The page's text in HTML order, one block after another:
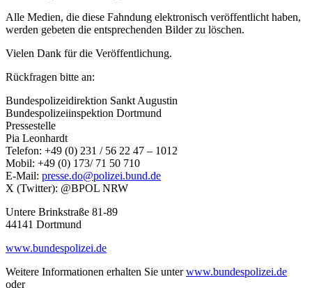
Alle Medien, die diese Fahndung elektronisch veröffentlicht haben,
werden gebeten die entsprechenden Bilder zu löschen.
Vielen Dank für die Veröffentlichung.
Rückfragen bitte an:
Bundespolizeidirektion Sankt Augustin
Bundespolizeiinspektion Dortmund
Pressestelle
Pia Leonhardt
Telefon: +49 (0) 231 / 56 22 47 – 1012
Mobil: +49 (0) 173/ 71 50 710
E-Mail: presse.do@polizei.bund.de
X (Twitter): @BPOL NRW
Untere Brinkstraße 81-89
44141 Dortmund
www.bundespolizei.de
Weitere Informationen erhalten Sie unterwww.bundespolizei.de
oder